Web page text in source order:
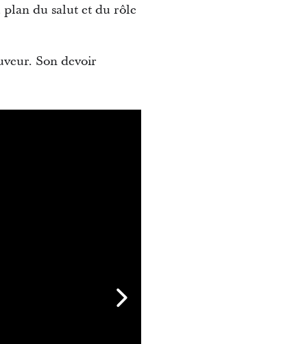
plan du salut et du rôle
Son devoir